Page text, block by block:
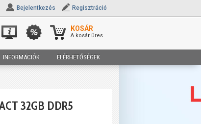
Bejelentkezés Regisztráció
KOSÁR
A kosár üres.
INFORMÁCIÓK ELÉRHETŐSÉGEK
32GB DDR5